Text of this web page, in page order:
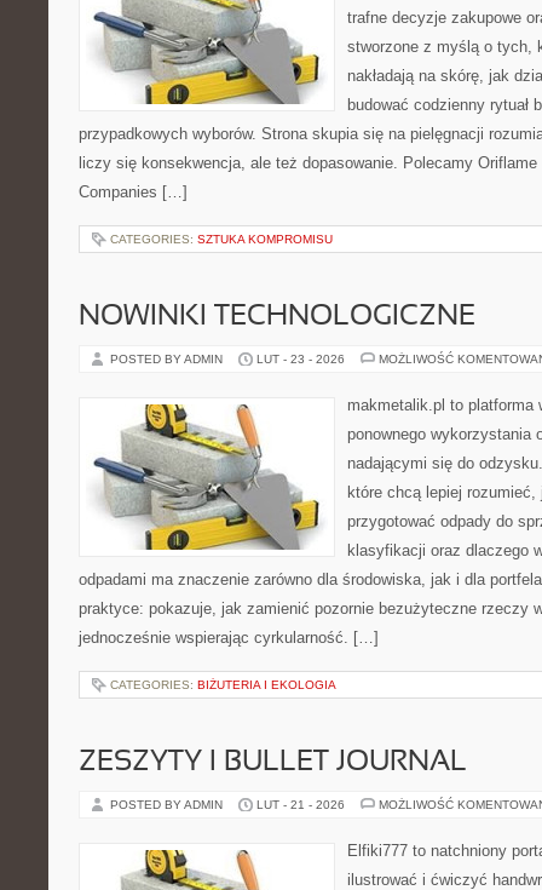
trafne decyzje zakupowe
stworzone z myślą o tych,
nakładają na skórę, jak
budować codzienny rytuał
przypadkowych wyborów. Strona skupia się na pielęgnacji
liczy się konsekwencja, ale też dopasowanie. Polecamy
Companies […]
CATEGORIES: SZTUKA KOMPROMISU
NOWINKI TECHNOLOGICZNE
POSTED BY ADMIN LUT - 23 - 2026 MOŻLIWOŚĆ
makmetalik.pl to platforma
ponownego wykorzystania
nadającymi się do
które chcą lepiej
przygotować odpady do
klasyfikacji oraz dlaczego
odpadami ma znaczenie zarówno dla środowiska, jak i dla
praktyce: pokazuje, jak zamienić pozornie bezużyteczne rzeczy
jednocześnie wspierając cyrkularność. […]
CATEGORIES: BIŻUTERIA I EKOLOGIA
ZESZYTY I BULLET JOURNAL
POSTED BY ADMIN LUT - 21 - 2026 MOŻLIWOŚĆ
Elfiki777 to natchniony
ilustrować i ćwiczyć